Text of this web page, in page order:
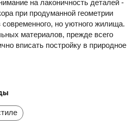
на лаконичность деталей -
при продуманной геометрии
современного, но уютного жилища.
материалов, прежде всего
вписать постройку в природное